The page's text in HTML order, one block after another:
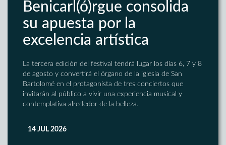
Benicarl(ó)rgue consolida
su apuesta por la
excelencia artística
La tercera edición del festival tendrá lugar los días 6, 7 y 8
de agosto y convertirá el órgano de la iglesia de San
Bartolomé en el protagonista de tres conciertos que
invitarán al público a vivir una experiencia musical y
contemplativa alrededor de la belleza.
14 JUL 2026